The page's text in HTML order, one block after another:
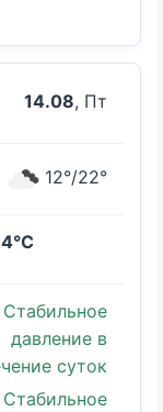
14.08, Пт
12°/22°
Стабильное
давление в
суток
Стабильное